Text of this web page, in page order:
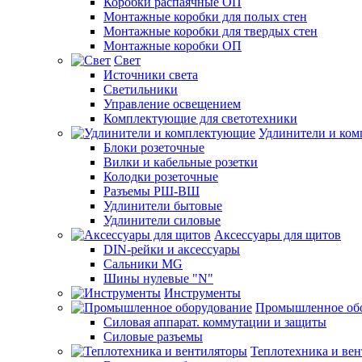
Монтажные коробки для полых стен
Монтажные коробки для твердых стен
Монтажные коробки ОП
Свет
Источники света
Светильники
Управление освещением
Комплектующие для светотехники
Удлинители и
Блоки розеточные
Вилки и кабельные розетки
Колодки розеточные
Разъемы РШ-ВШ
Удлинители бытовые
Удлинители силовые
Аксессуары для щитов
DIN-рейки и аксессуары
Сальники MG
Шины нулевые "N"
Инструменты
Промышленное
Силовая аппарат. коммутации и защиты
Силовые разъемы
Теплотехника и